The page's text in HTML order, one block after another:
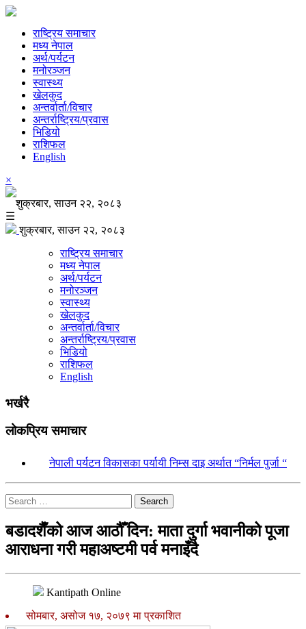
राष्ट्रिय समाचार
मध्य नेपाल
अर्थ/पर्यटन
मनोरञ्जन
स्वास्थ्य
खेलकुद
अन्तर्वार्ता/विचार
अन्तर्राष्ट्रिय/प्रवास
भिडियो
राशिफल
English
×
शुक्रबार, साउन २२, २०८३
☰
शुक्रबार, साउन २२, २०८३
राष्ट्रिय समाचार
मध्य नेपाल
अर्थ/पर्यटन
मनोरञ्जन
स्वास्थ्य
खेलकुद
अन्तर्वार्ता/विचार
अन्तर्राष्ट्रिय/प्रवास
भिडियो
राशिफल
English
भर्खरै
लोकप्रिय समाचार
नेपाली पर्यटन विकासका पर्यायी निम्स दाइ अर्थात “निर्मल पुर्जा “
Search
बडादशैँको आज आठौँ दिन: माता दुर्गा भवानीको पूजा
आराधना गरी महाअष्टमी पर्व मनाइँदै
Kantipath Online
सोमबार, असोज १७, २०७९ मा प्रकाशित